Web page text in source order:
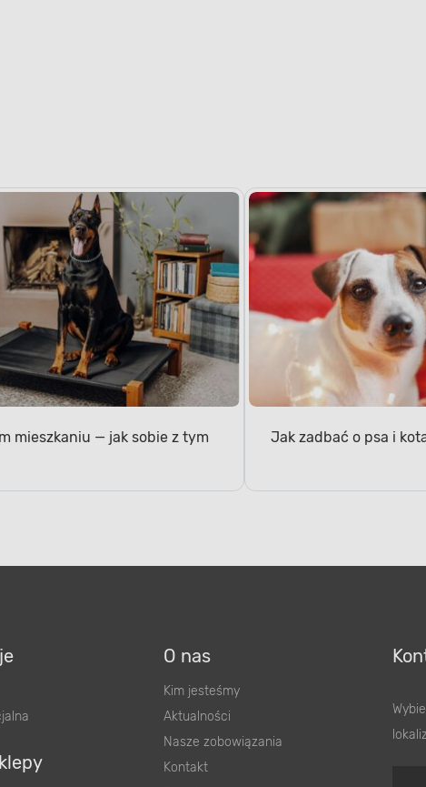
mieszkaniu — jak sobie z tym
Jak zadbać o psa i
O nas
Kim jesteśmy
Aktualności
Nasze zobowiązania
Kontakt